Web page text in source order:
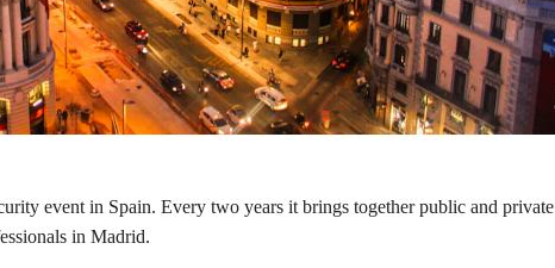
event in Spain. Every two years it brings together public and private
in Madrid.